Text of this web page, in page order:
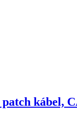
kábel,